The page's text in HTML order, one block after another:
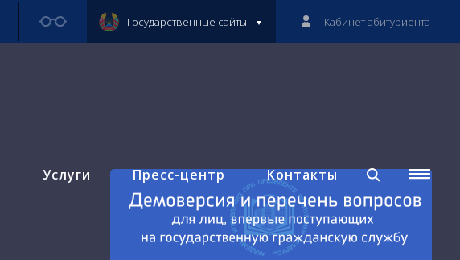
Услуги Пресс-центр Контакты
Государственные сайты Кабинет абитуриента